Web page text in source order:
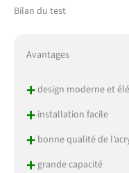
Bilan du test
Avantages
+design moderne et
+installation facile
+bonne qualité de
+grande capacité